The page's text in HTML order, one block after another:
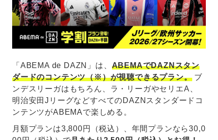
「ABEMA de DAZN」は、 ABEMAでDAZNスタン
ダードのコンテンツ（※）が視聴できるプラン。ブ
ンデスリーガはもちろん、ラ・リーガやセリエA、
明治安田JリーグなどすべてのDAZNスタンダードコ
ンテンツがABEMAで楽しめる。
月額プランは3,800円（税込）、年間プランなら30,0